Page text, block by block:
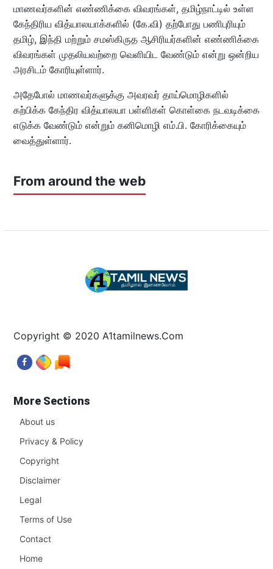
மாணவர்களின் எண்ணிக்கை விவரங்கள், தமிழ்நாட்டில் உள்ள
கேந்திரிய வித்யாலயாக்களில் (கே.வி) தற்போது பணிபுரியும்
தமிழ், இந்தி மற்றும் சமஸ்கிருத ஆசிரியர்களின் எண்ணிக்கை
விவரங்கள் முதலியவற்றை வெளியிட வேண்டும் என்று ஒன்றிய
அரசிடம் கோரியுள்ளார்.
அதேபோல் மாணவர்களுக்கு அவரவர் தாய்மொழிகளில்
கற்பிக்க கேந்திர வித்யாலயா பள்ளிகள் கொள்கை நடவடிக்கை
எடுக்க வேண்டும் என்றும் கனிமொழி எம்.பி. கோரிக்கையும்
வைத்துள்ளார்.
From around the web
Copyright © 2020 A1tamilnews.Com
More Sections
About us
Privacy & Policy
Copyright
Disclaimer
Legal
Terms of Use
Contact
Home